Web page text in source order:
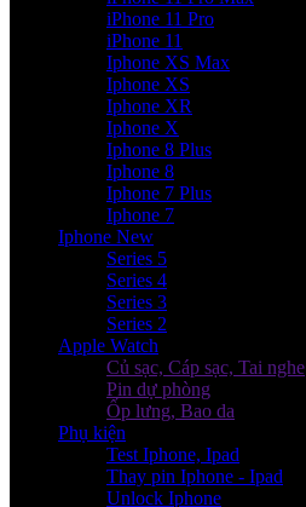
iPhone 11 Pro
iPhone 11
Iphone XS Max
Iphone XS
Iphone XR
Iphone X
Iphone 8 Plus
Iphone 8
Iphone 7 Plus
Iphone 7
Iphone New
Series 5
Series 4
Series 3
Series 2
Apple Watch
Củ sạc, Cáp sạc, Tai nghe
Pin dự phòng
Ốp lưng, Bao da
Phụ kiện
Test Iphone, Ipad
Thay pin Iphone - Ipad
Unlock Iphone